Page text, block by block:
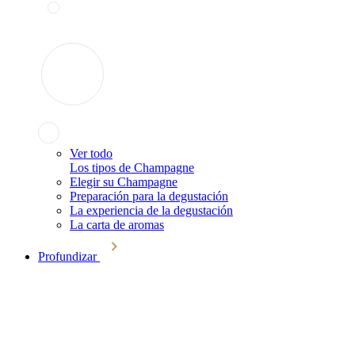
Ver todo
Los tipos de Champagne
Elegir su Champagne
Preparación para la degustación
La experiencia de la degustación
La carta de aromas
Profundizar